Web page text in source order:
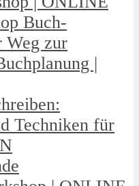
Buch-
Weg zur
|
Techniken für